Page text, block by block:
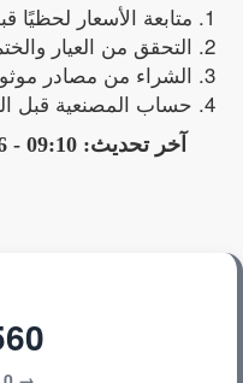
متابعة الأسعار لحظيًا
التحقق من العيار
الشراء من مصادر
حساب المصنعية قبل
آخر تحديث: 09:10 - 2026-01-21